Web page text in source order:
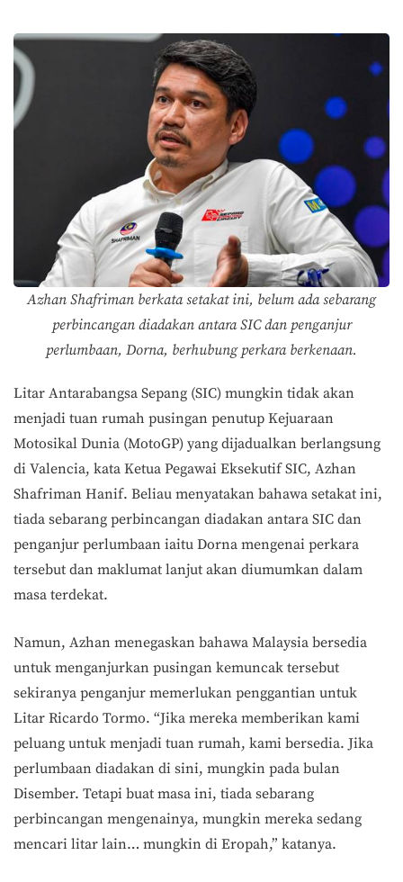
Azhan Shafriman berkata setakat ini, belum ada sebarang
perbincangan diadakan antara SIC dan penganjur
perlumbaan, Dorna, berhubung perkara berkenaan.
Litar Antarabangsa Sepang (SIC) mungkin tidak akan
menjadi tuan rumah pusingan penutup Kejuaraan
Motosikal Dunia (MotoGP) yang dijadualkan berlangsung
di Valencia, kata Ketua Pegawai Eksekutif SIC, Azhan
Shafriman Hanif. Beliau menyatakan bahawa setakat ini,
tiada sebarang perbincangan diadakan antara SIC dan
penganjur perlumbaan iaitu Dorna mengenai perkara
tersebut dan maklumat lanjut akan diumumkan dalam
masa terdekat.
Namun, Azhan menegaskan bahawa Malaysia bersedia
untuk menganjurkan pusingan kemuncak tersebut
sekiranya penganjur memerlukan penggantian untuk
Litar Ricardo Tormo. “Jika mereka memberikan kami
peluang untuk menjadi tuan rumah, kami bersedia. Jika
perlumbaan diadakan di sini, mungkin pada bulan
Disember. Tetapi buat masa ini, tiada sebarang
perbincangan mengenainya, mungkin mereka sedang
mencari litar lain… mungkin di Eropah,” katanya.